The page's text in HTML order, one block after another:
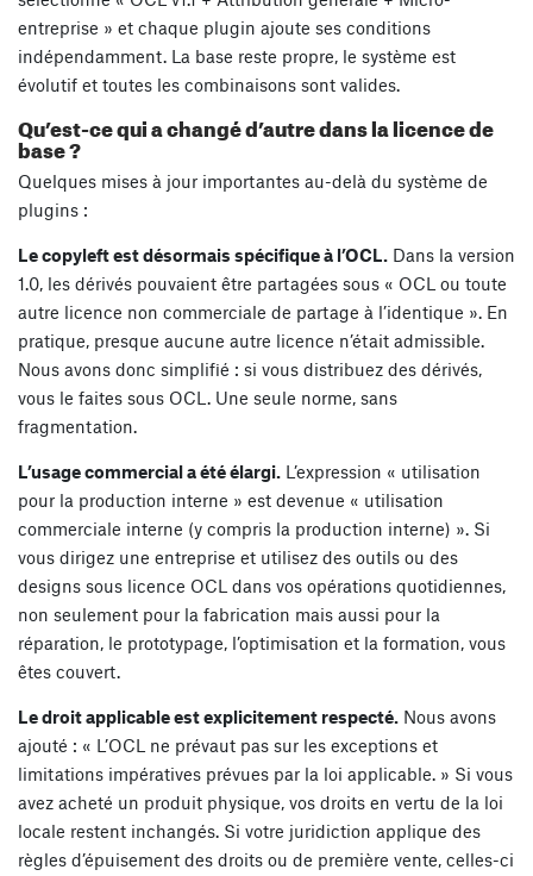
entreprise » et chaque plugin ajoute ses conditions
indépendamment. La base reste propre, le système est
évolutif et toutes les combinaisons sont valides.
Qu’est-ce qui a changé d’autre dans la licence de
base ?
Quelques mises à jour importantes au-delà du système de
plugins :
Le copyleft est désormais spécifique à l’OCL. Dans la version
1.0, les dérivés pouvaient être partagées sous « OCL ou toute
autre licence non commerciale de partage à l’identique ». En
pratique, presque aucune autre licence n’était admissible.
Nous avons donc simplifié : si vous distribuez des dérivés,
vous le faites sous OCL. Une seule norme, sans
fragmentation.
L’usage commercial a été élargi. L’expression « utilisation
pour la production interne » est devenue « utilisation
commerciale interne (y compris la production interne) ». Si
vous dirigez une entreprise et utilisez des outils ou des
designs sous licence OCL dans vos opérations quotidiennes,
non seulement pour la fabrication mais aussi pour la
réparation, le prototypage, l’optimisation et la formation, vous
êtes couvert.
Le droit applicable est explicitement respecté. Nous avons
ajouté : « L’OCL ne prévaut pas sur les exceptions et
limitations impératives prévues par la loi applicable. » Si vous
avez acheté un produit physique, vos droits en vertu de la loi
locale restent inchangés. Si votre juridiction applique des
règles d’épuisement des droits ou de première vente, celles-ci